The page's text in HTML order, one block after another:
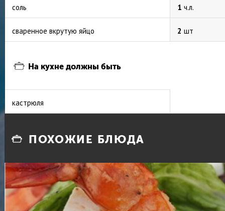
соль 1 ч.л.
сваренное вкрутую яйцо 2 шт
На кухне должны быть
кастрюля
ПОХОЖИЕ БЛЮДА